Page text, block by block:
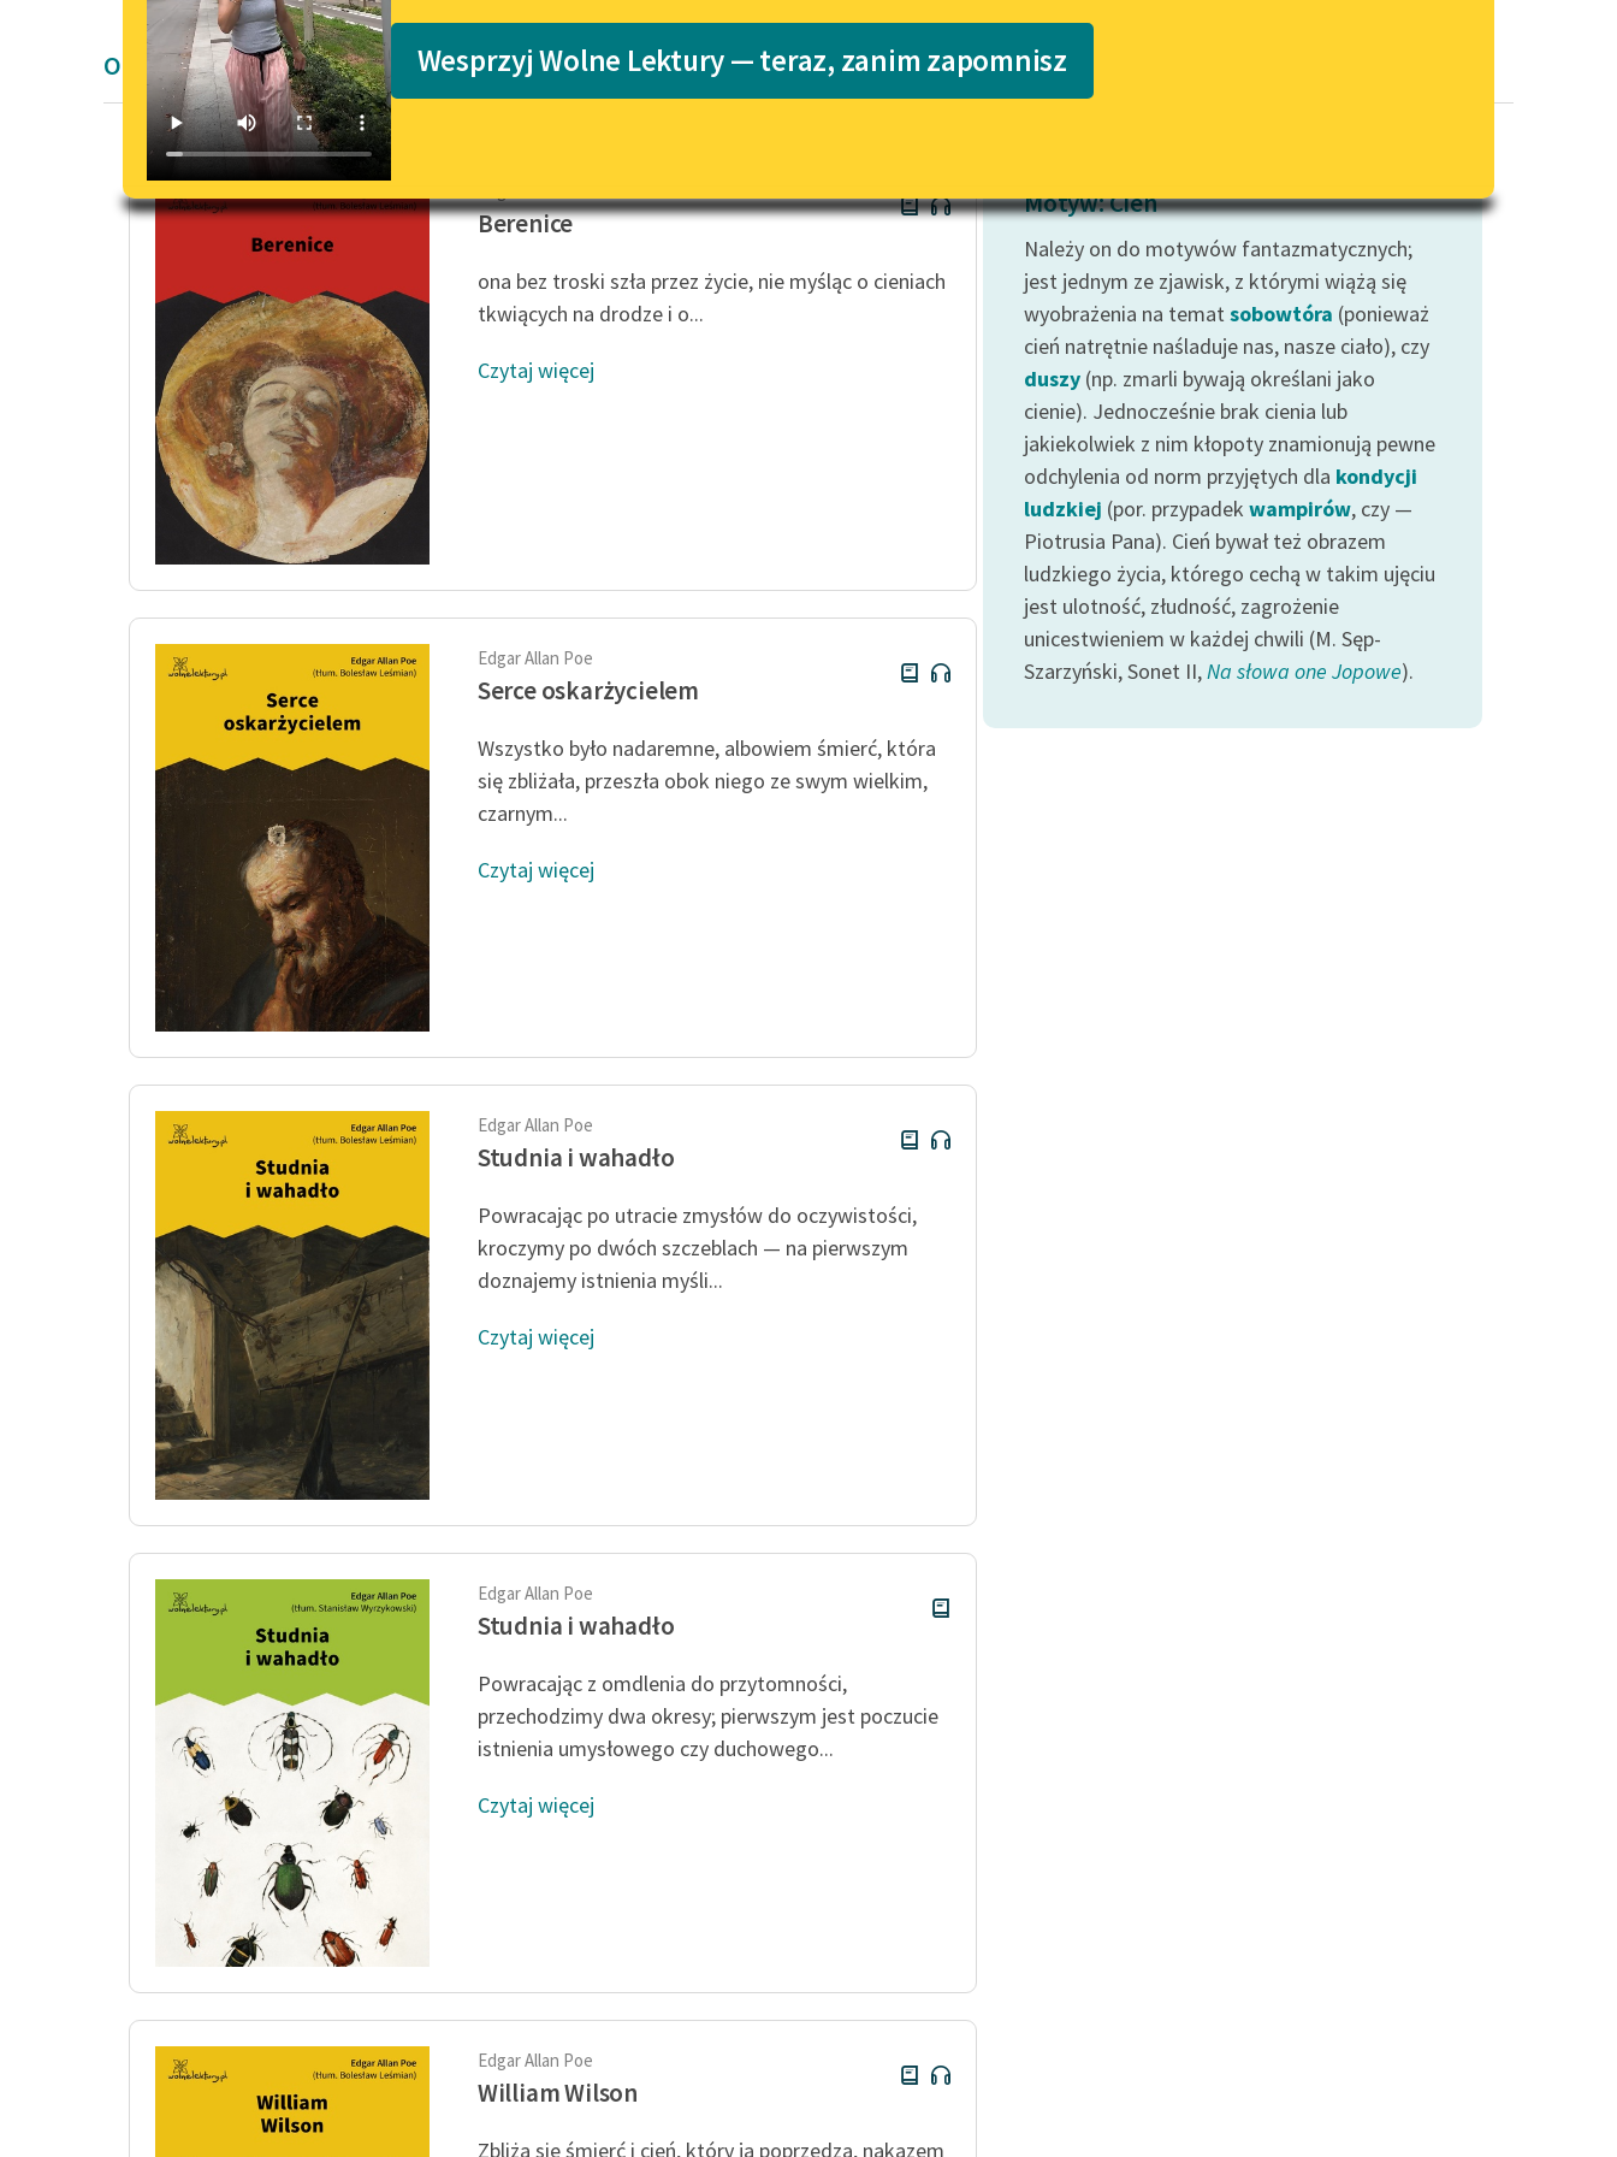
Lektury szkolne i klasyka
literatury do słuchania dla
E-kolekcja lektur szkolnych i
literatury do słuchania dla
niepełnosprawnościami
Feministyczne inspiracje.
Katalog
Katalog w formacie PDF
wrażliwych
Deklaracja dostępności
Wesprzyj Wolne Lektury — teraz, zanim zapomnisz
Opowiadanie Romantyzm
Berenice
ona bez troski szła przez życie, nie myśląc o cieniach
tkwiących na drodze i o...
Czytaj więcej
Edgar Allan Poe
Serce oskarżycielem
Wszystko było nadaremne, albowiem śmierć, która
się zbliżała, przeszła obok niego ze swym wielkim,
czarnym...
Czytaj więcej
Edgar Allan Poe
Studnia i wahadło
Powracając po utracie zmysłów do oczywistości,
kroczymy po dwóch szczeblach — na pierwszym
doznajemy istnienia myśli...
Czytaj więcej
Edgar Allan Poe
Studnia i wahadło
Powracając z omdlenia do przytomności,
przechodzimy dwa okresy; pierwszym jest poczucie
istnienia umysłowego czy duchowego...
Czytaj więcej
Edgar Allan Poe
William Wilson
Zbliża się śmierć i cień, który ją poprzedza, nakazem
Motyw: Cień
Należy on do motywów fantazmatycznych;
jest jednym ze zjawisk, z którymi wiążą się
wyobrażenia na temat sobowtóra (ponieważ
cień natrętnie naśladuje nas, nasze ciało), czy
duszy (np. zmarli bywają określani jako
cienie). Jednocześnie brak cienia lub
jakiekolwiek z nim kłopoty znamionują pewne
odchylenia od norm przyjętych dla kondycji
ludzkiej (por. przypadek wampirów, czy —
Piotrusia Pana). Cień bywał też obrazem
ludzkiego życia, którego cechą w takim ujęciu
jest ulotność, złudność, zagrożenie
unicestwieniem w każdej chwili (M. Sęp-
Szarzyński, Sonet II,Na słowa one Jopowe).